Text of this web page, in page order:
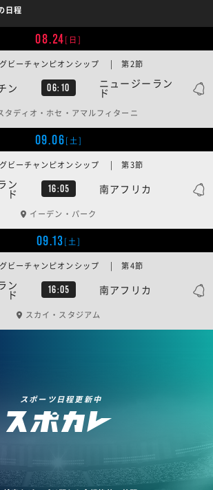
日程
08.24[日]
ン 06:10 ニュージーラン
ド
ビーチャンピオンシップ | 第2節
タディオ・ホセ・アマルフィターニ
09.06[土]
ン
ド 16:05 南アフリカ
ビーチャンピオンシップ | 第3節
イーデン・パーク
09.13[土]
ン
ド 16:05 南アフリカ
ビーチャンピオンシップ | 第4節
スカイ・スタジアム
スポーツ日程更新中